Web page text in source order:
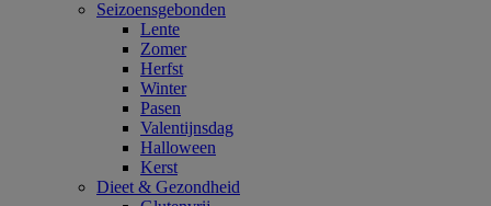
Seizoensgebonden
Lente
Zomer
Herfst
Winter
Pasen
Valentijnsdag
Halloween
Kerst
Dieet & Gezondheid